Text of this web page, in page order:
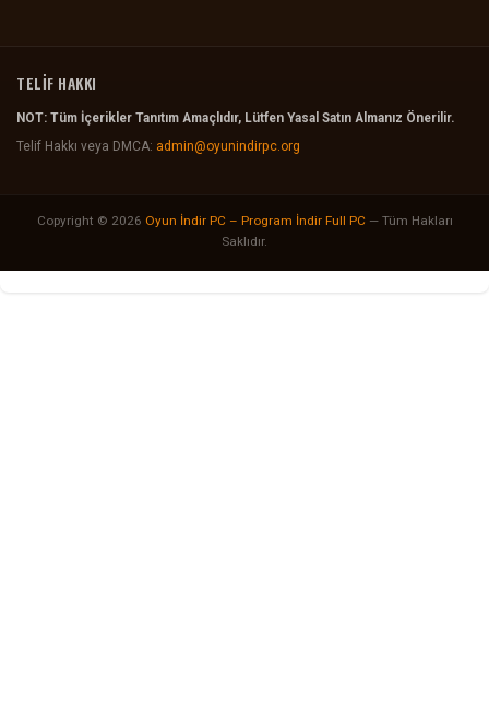
TELİF HAKKI
NOT: Tüm İçerikler Tanıtım Amaçlıdır, Lütfen Yasal Satın Almanız Önerilir.
Telif Hakkı veya DMCA: admin@oyunindirpc.org
Copyright © 2026 Oyun İndir PC – Program İndir Full PC — Tüm Hakları
Saklıdır.